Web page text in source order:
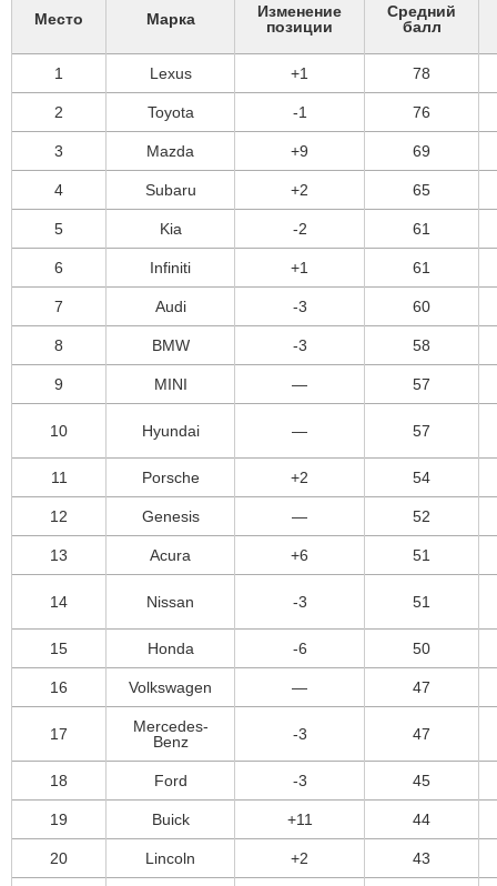
Место Марка
Изменение
позиции
Средний
балл
1 Lexus +1 78
2 Toyota -1 76
3 Mazda +9 69
4 Subaru +2 65
5 Kia -2 61
6 Infiniti +1 61
7 Audi -3 60
8 BMW -3 58
9 MINI — 57
10 Hyundai — 57
11 Porsche +2 54
12 Genesis — 52
13 Acura +6 51
14 Nissan -3 51
15 Honda -6 50
16 Volkswagen — 47
17
Mercedes-
Benz
-3 47
18 Ford -3 45
19 Buick +11 44
20 Lincoln +2 43